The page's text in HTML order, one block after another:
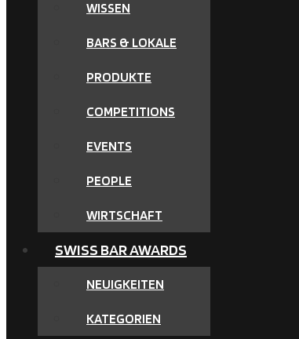
WISSEN
BARS & LOKALE
PRODUKTE
COMPETITIONS
EVENTS
PEOPLE
WIRTSCHAFT
SWISS BAR AWARDS
NEUIGKEITEN
KATEGORIEN